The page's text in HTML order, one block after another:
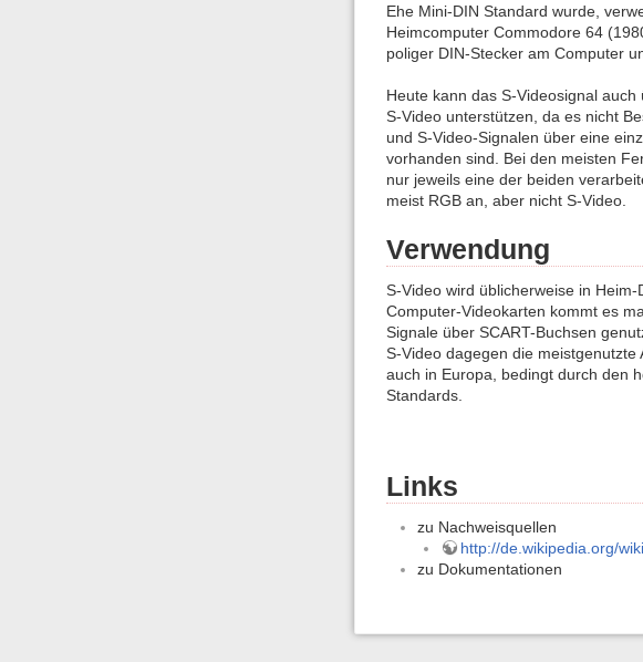
Ehe Mini-DIN Standard wurde,
Heimcomputer Commodore 64
poliger DIN-Stecker am Computer
Heute kann das S-Videosignal
S-Video unterstützen, da es nicht
und S-Video-Signalen über eine
vorhanden sind. Bei den meisten
nur jeweils eine der beiden
meist RGB an, aber nicht S-Video.
Verwendung
S-Video wird üblicherweise in
Computer-Videokarten kommt es
Signale über SCART-Buchsen
S-Video dagegen die
auch in Europa, bedingt durch den
Standards.
Links
zu Nachweisquellen
http://de.wikipedia.org/
zu Dokumentationen